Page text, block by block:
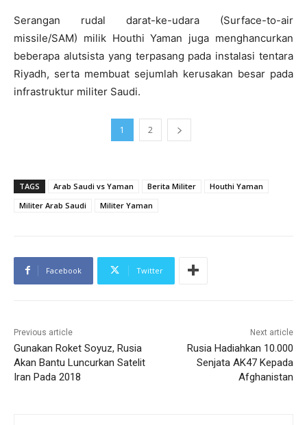
Serangan rudal darat-ke-udara (Surface-to-air
missile/SAM) milik Houthi Yaman juga menghancurkan
beberapa alutsista yang terpasang pada instalasi tentara
Riyadh, serta membuat sejumlah kerusakan besar pada
infrastruktur militer Saudi.
1 2
TAGS Arab Saudi vs Yaman Berita Militer
Houthi Yaman
Militer Arab Saudi
Militer Yaman
Facebook Twitter
Previous article
Gunakan Roket Soyuz, Rusia
Akan Bantu Luncurkan Satelit
Iran Pada 2018
Next article
Rusia Hadiahkan 10.000
Senjata AK47 Kepada
Afghanistan